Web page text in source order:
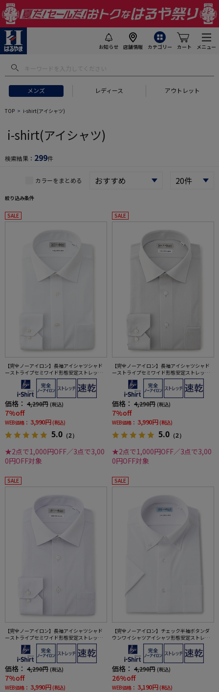
お知らせ 店舗情報 カテゴリー カート メニュー
メンズ レディース アウトレット
フトにおすすめ #セットアップ スーツ
TOP i-shirt(アイシャツ)
i-shirt(アイシャツ)
検索結果： 299件
カラーをまとめる
絞り込み条件
SALE
【完全ノーアイロン】長袖アイシャツシャド
ーストライプセミワイド形態安定ストレッチ
吸汗速乾ワイシャツ通年
価格： 4,290円 (税込)
7%off
WEB価格： 3,990円 (税込)
5.0 （2）
★2点で1,000円OFF／3点で3,00
0円OFF対象
SALE
【完全ノーアイロン】長袖アイシャツシャド
ーストライプセミワイド形態安定ストレッチ
吸汗速乾ワイシャツ通年
価格： 4,290円 (税込)
7%off
WEB価格： 3,990円 (税込)
5.0 （2）
★2点で1,000円OFF／3点で3,00
0円OFF対象
SALE
【完全ノーアイロン】長袖アイシャツシャド
ーストライプセミワイド形態安定ストレッチ
吸汗速乾ワイシャツ通年
価格： 4,290円 (税込)
7%off
WEB価格： 3,990円 (税込)
SALE
【完全ノーアイロン】チェック半袖ボタンダ
ウンワイシャツアイシャツ形態安定ストレッ
チ吸水速乾春夏
価格： 4,290円 (税込)
26%off
WEB価格： 3,190円 (税込)